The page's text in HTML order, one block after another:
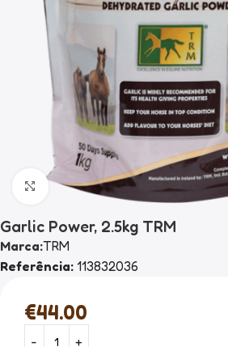
Clique para ampliar
Garlic Power, 2.5kg TRM
Marca:TRM
Referência: 113832036
€44.00